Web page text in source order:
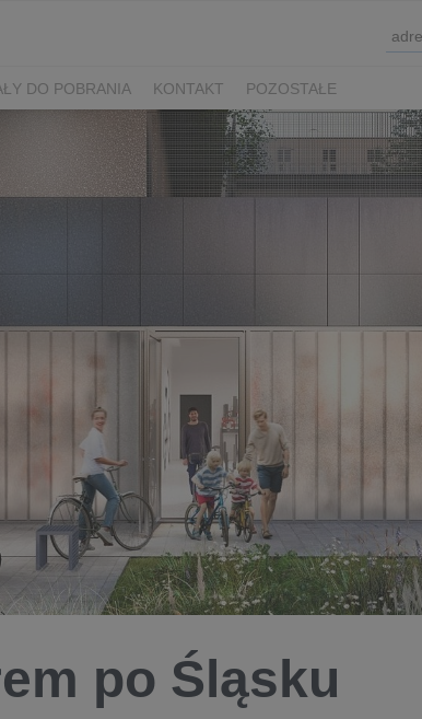
DO POBRANIA KONTAKT POZOSTAŁE
po Śląsku